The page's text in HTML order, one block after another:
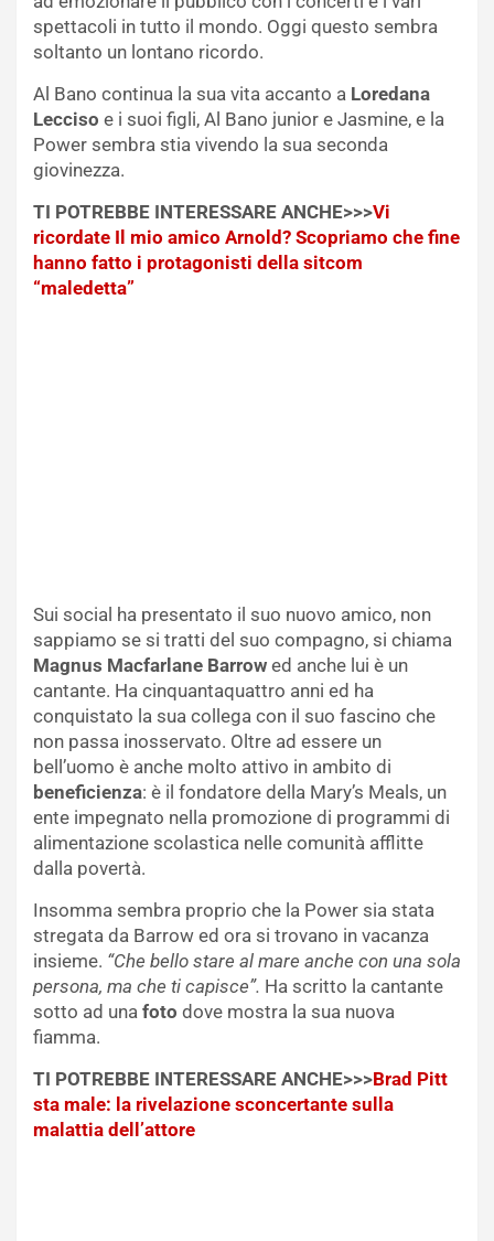
spettacoli in tutto il mondo. Oggi questo sembra
soltanto un lontano ricordo.
Al Bano continua la sua vita accanto a Loredana
Lecciso e i suoi figli, Al Bano junior e Jasmine, e la
Power sembra stia vivendo la sua seconda
giovinezza.
TI POTREBBE INTERESSARE ANCHE>>>Vi
ricordate Il mio amico Arnold? Scopriamo che fine
hanno fatto i protagonisti della sitcom
“maledetta”
Sui social ha presentato il suo nuovo amico, non
sappiamo se si tratti del suo compagno, si chiama
Magnus Macfarlane Barrow ed anche lui è un
cantante. Ha cinquantaquattro anni ed ha
conquistato la sua collega con il suo fascino che
non passa inosservato. Oltre ad essere un
bell’uomo è anche molto attivo in ambito di
beneficienza: è il fondatore della Mary’s Meals, un
ente impegnato nella promozione di programmi di
alimentazione scolastica nelle comunità afflitte
dalla povertà.
Insomma sembra proprio che la Power sia stata
stregata da Barrow ed ora si trovano in vacanza
insieme. “Che bello stare al mare anche con una sola
persona, ma che ti capisce”. Ha scritto la cantante
sotto ad una foto dove mostra la sua nuova
fiamma.
TI POTREBBE INTERESSARE ANCHE>>>Brad Pitt
sta male: la rivelazione sconcertante sulla
malattia dell’attore